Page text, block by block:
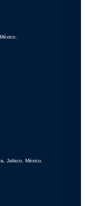
Jalisco, México.